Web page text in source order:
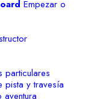
Empezar o
particulares
pista y travesía
aventura